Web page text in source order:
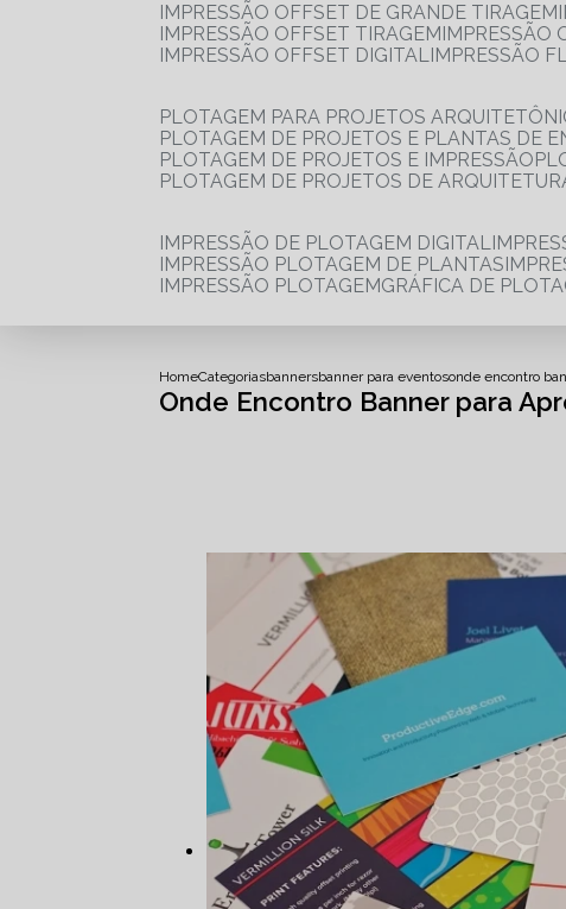
IMPRESSÃO OFFSET DE GRANDE TIRAGEM
IMPRESSÃO OFFSET TIRAGEM IMPRESSÃO
IMPRESSÃO OFFSET DIGITAL IMPRESSÃO
PLOTAGEM PARA PROJETOS
PLOTAGEM DE PROJETOS E PLANTAS DE
PLOTAGEM DE PROJETOS E IMPRESSÃO
PLOTAGEM DE PROJETOS DE
IMPRESSÃO DE PLOTAGEM DIGITAL
IMPRESSÃO PLOTAGEM DE PLANTAS
IMPRESSÃO PLOTAGEM
GRÁFICA DE
HomeCategoriasbannersbanner para eventosonde encontro
Onde Encontro Banner para